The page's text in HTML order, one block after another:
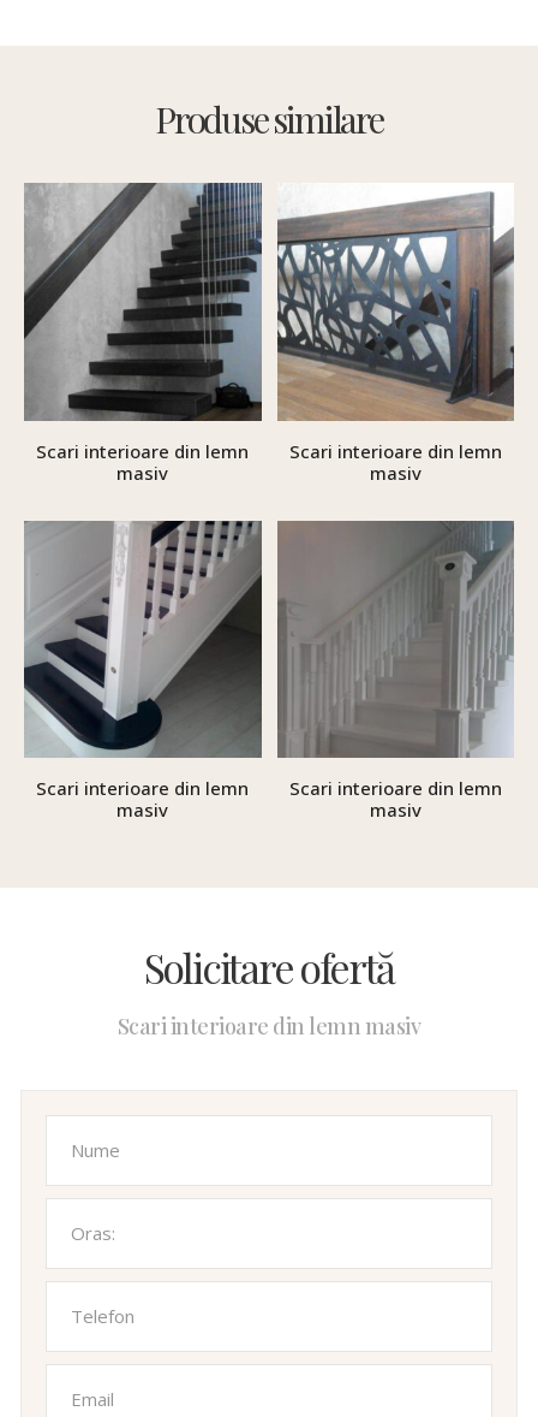
Produse similare
Scari interioare din lemn
masiv
Scari interioare din lemn
masiv
Scari interioare din lemn
masiv
Scari interioare din lemn
masiv
Solicitare ofertă
Scari interioare din lemn masiv